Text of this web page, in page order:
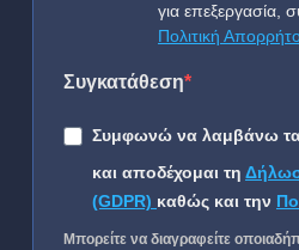
για επεξεργασία,
Πολιτική
Συγκατάθεση
Συμφωνώ να λαμβάνω τα
και αποδέχομαι τη
(GDPR) καθώς και την
Μπορείτε να διαγραφείτε